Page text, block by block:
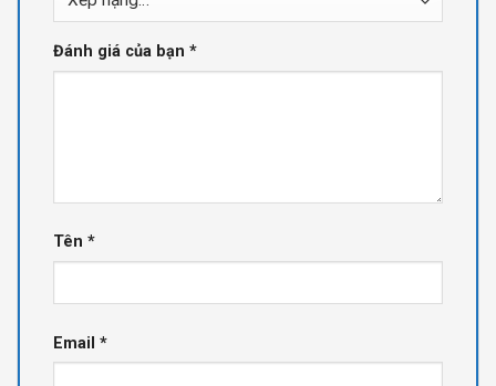
Đánh giá của bạn *
Tên *
Email *